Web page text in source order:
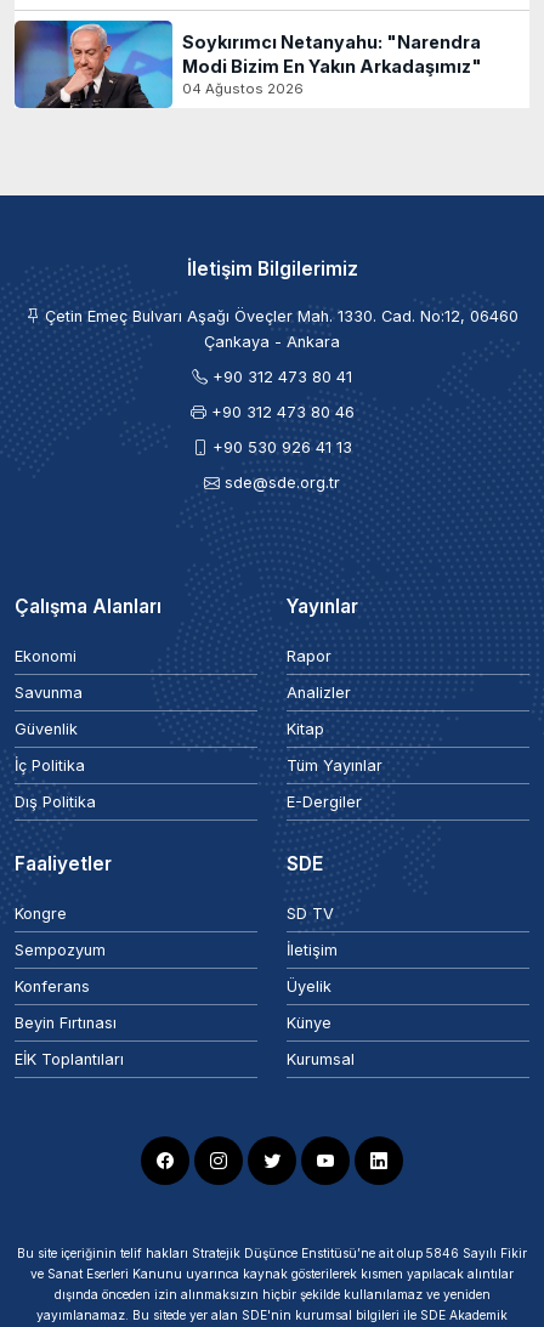
Soykırımcı Netanyahu: "Narendra
Modi Bizim En Yakın Arkadaşımız"
04 Ağustos 2026
İletişim Bilgilerimiz
Çetin Emeç Bulvarı Aşağı Öveçler Mah. 1330. Cad. No:12, 06460
Çankaya - Ankara
+90 312 473 80 41
+90 312 473 80 46
+90 530 926 41 13
sde@sde.org.tr
Çalışma Alanları
Ekonomi
Savunma
Güvenlik
İç Politika
Dış Politika
Yayınlar
Rapor
Analizler
Kitap
Tüm Yayınlar
E-Dergiler
Faaliyetler
Kongre
Sempozyum
Konferans
Beyin Fırtınası
EİK Toplantıları
SDE
SD TV
İletişim
Üyelik
Künye
Kurumsal
Bu site içeriğinin telif hakları Stratejik Düşünce Enstitüsü’ne ait olup 5846 Sayılı Fikir
ve Sanat Eserleri Kanunu uyarınca kaynak gösterilerek kısmen yapılacak alıntılar
dışında önceden izin alınmaksızın hiçbir şekilde kullanılamaz ve yeniden
yayımlanamaz. Bu sitede yer alan SDE'nin kurumsal bilgileri ile SDE Akademik